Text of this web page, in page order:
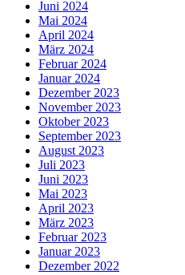
Juni 2024
Mai 2024
April 2024
März 2024
Februar 2024
Januar 2024
Dezember 2023
November 2023
Oktober 2023
September 2023
August 2023
Juli 2023
Juni 2023
Mai 2023
April 2023
März 2023
Februar 2023
Januar 2023
Dezember 2022